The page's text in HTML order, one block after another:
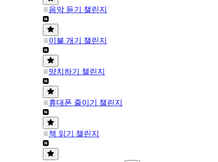
음악 듣기 챌린지
이불 개기 챌린지
양치하기 챌린지
휴대폰 줄이기 챌린지
책 읽기 챌린지